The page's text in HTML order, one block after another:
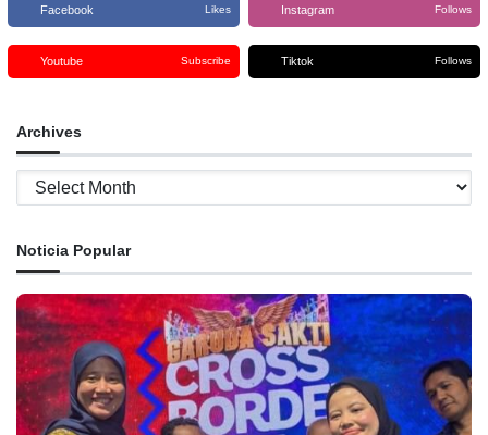
Facebook Likes Instagram Follows
Youtube Subscribe Tiktok Follows
Archives
Archives
Noticia Popular